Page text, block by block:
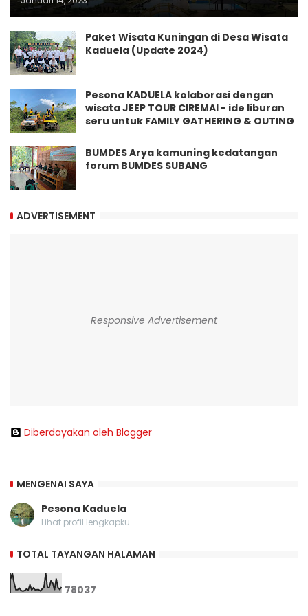
Paket Wisata Kuningan di Desa Wisata
Kaduela (Update 2024)
Pesona KADUELA kolaborasi dengan
wisata JEEP TOUR CIREMAI - ide liburan
seru untuk FAMILY GATHERING & OUTING
BUMDES Arya kamuning kedatangan
forum BUMDES SUBANG
ADVERTISEMENT
Responsive Advertisement
Diberdayakan oleh Blogger
MENGENAI SAYA
Pesona Kaduela
Lihat profil lengkapku
TOTAL TAYANGAN HALAMAN
78037